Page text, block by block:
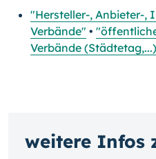
"Hersteller-, Anbieter-,
Verbände" •
Verbände
weitere Infos